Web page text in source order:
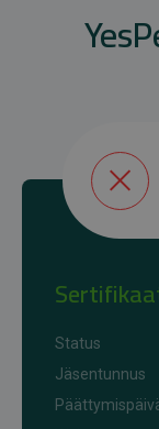
Status
Jäsentunnus